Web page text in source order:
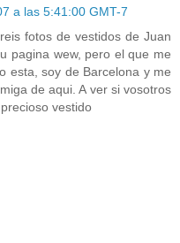
a las 5:41:00 GMT-7
fotos de vestidos de Juan
pagina wew, pero el que me
esta, soy de Barcelona y me
de aqui. A ver si vosotros
vestido